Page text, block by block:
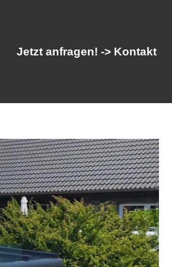
Jetzt anfragen! -> Kontakt